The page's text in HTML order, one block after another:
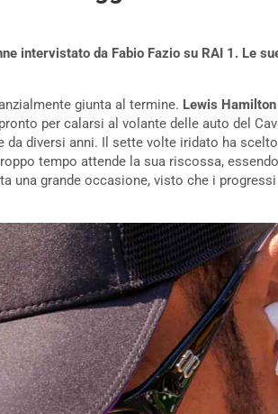
intervistato da Fabio Fazio su RAI 1. Le
giunta al termine. Lewis
per calarsi al volante delle auto del
diversi anni. Il sette volte iridato ha
tempo attende la sua riscossa,
una grande occasione, visto che i